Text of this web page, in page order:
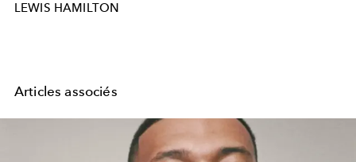
LEWIS HAMILTON
Articles associés